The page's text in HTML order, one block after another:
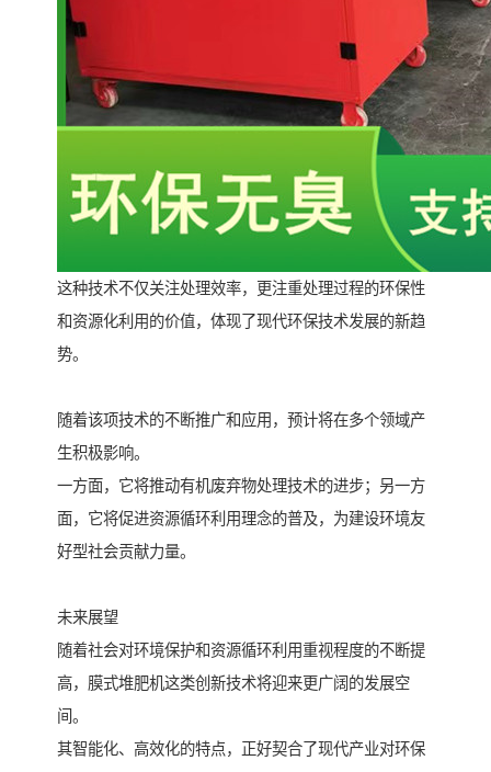
这种技术不仅关注处理效率，更注重处理过程的环保性
和资源化利用的价值，体现了现代环保技术发展的新趋
势。
随着该项技术的不断推广和应用，预计将在多个领域产
生积极影响。
一方面，它将推动有机废弃物处理技术的进步；另一方
面，它将促进资源循环利用理念的普及，为建设环境友
好型社会贡献力量。
未来展望
随着社会对环境保护和资源循环利用重视程度的不断提
高，膜式堆肥机这类创新技术将迎来更广阔的发展空
间。
其智能化、高效化的特点，正好契合了现代产业对环保